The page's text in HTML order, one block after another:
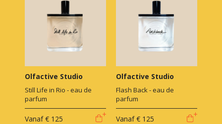
Olfactive Studio
Still Life in Rio - eau de
parfum
Vanaf € 125
Olfactive Studio
Flash Back - eau de
parfum
Vanaf € 125